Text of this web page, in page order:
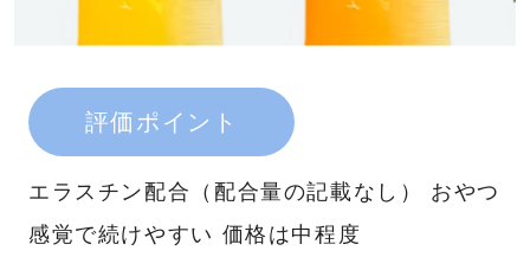
評価ポイント
エラスチン配合（配合量の記載なし） おやつ
感覚で続けやすい 価格は中程度